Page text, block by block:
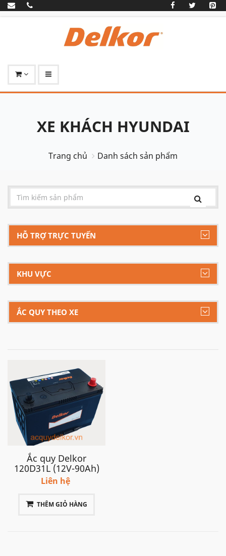
XE KHÁCH HYUNDAI
Trang chủ Danh sách sản phẩm
HỖ TRỢ TRỰC TUYẾN
KHU VỰC
ẮC QUY THEO XE
Ắc quy Delkor
120D31L (12V-90Ah)
Liên hệ
THÊM GIỎ HÀNG